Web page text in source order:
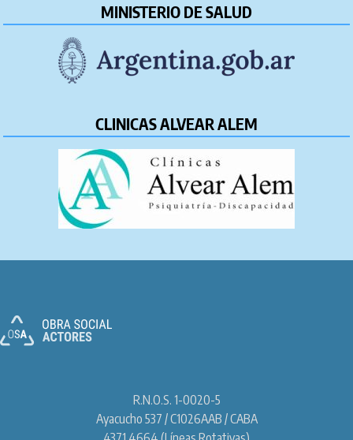
MINISTERIO DE SALUD
CLINICAS ALVEAR ALEM
R.N.O.S. 1-0020-5
Ayacucho 537 / C1026AAB / CABA